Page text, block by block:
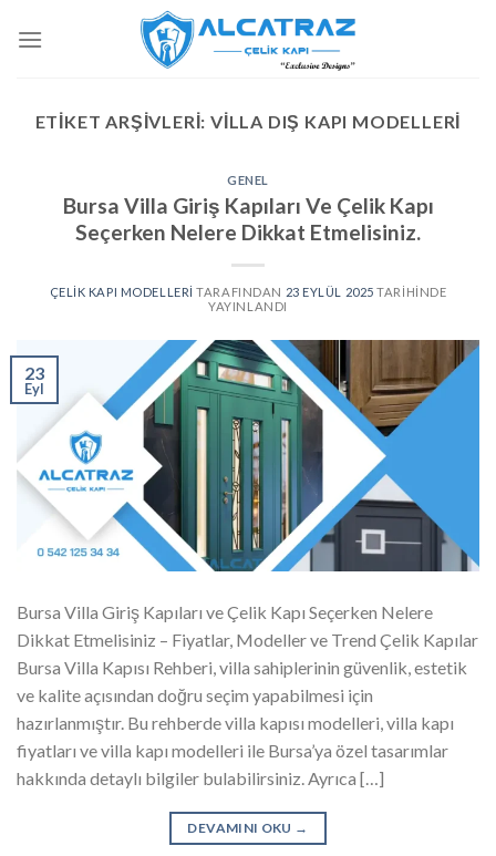
atla
ETIKET ARŞIVLERI:VILLA DIŞ KAPI MODELLERI
GENEL
Bursa Villa Giriş Kapıları Ve Çelik Kapı
Seçerken Nelere Dikkat Etmelisiniz.
ÇELIK KAPI MODELLERI TARAFINDAN 23 EYLÜL 2025 TARIHINDE
YAYINLANDI
23
Eyl
Bursa Villa Giriş Kapıları ve Çelik Kapı Seçerken Nelere
Dikkat Etmelisiniz – Fiyatlar, Modeller ve Trend Çelik Kapılar
Bursa Villa Kapısı Rehberi, villa sahiplerinin güvenlik, estetik
ve kalite açısından doğru seçim yapabilmesi için
hazırlanmıştır. Bu rehberde villa kapısı modelleri, villa kapı
fiyatları ve villa kapı modelleri ile Bursa’ya özel tasarımlar
hakkında detaylı bilgiler bulabilirsiniz. Ayrıca […]
DEVAMINI OKU →